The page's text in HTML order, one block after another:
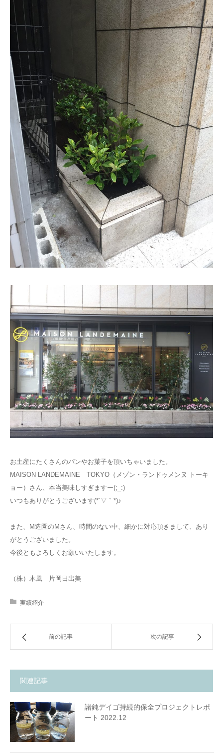
お土産にたくさんのパンやお菓子を頂いちゃいました。
MAISON LANDEMAINE TOKYO（メゾン・ランドゥメンヌ トーキ
ョー）さん、本当美味しすぎますー(;_:)
いつもありがとうございます(*´▽｀*)♪
また、M造園のMさん、時間のない中、細かに対応頂きまして、あり
がとうございました。
今後ともよろしくお願いいたします。
（株）木風 片岡日出美
実績紹介
前の記事 次の記事
関連記事
諸鈍デイゴ持続的保全プロジェクトレポ
ート 2022.12